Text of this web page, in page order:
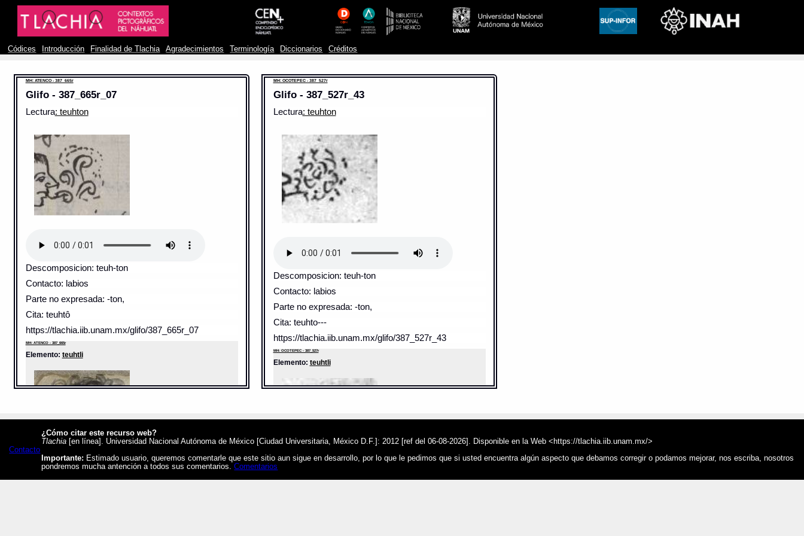
Códices Introducción Finalidad de Tlachia Agradecimientos Terminología Diccionarios Créditos
MH: ATENCO - 387_665r
Glifo - 387_665r_07
Lectura: teuhton
Descomposicion: teuh-ton
Contacto: labios
Parte no expresada: -ton,
Cita: teuhtô
https://tlachia.iib.unam.mx/glifo/387_665r_07
MH: ATENCO - 387_665r
Elemento: teuhtli
MH: OCOTEPEC - 387_527r
Glifo - 387_527r_43
Lectura: teuhton
Descomposicion: teuh-ton
Contacto: labios
Parte no expresada: -ton,
Cita: teuhto---
https://tlachia.iib.unam.mx/glifo/387_527r_43
MH: OCOTEPEC - 387_527r
Elemento: teuhtli
Contacto
¿Cómo citar este recurso web?
Tlachia [en línea]. Universidad Nacional Autónoma de México [Ciudad Universitaria, México D.F.]: 2012 [ref del 06-08-2026]. Disponible en la Web <https://tlachia.iib.unam.mx/>
Importante: Estimado usuario, queremos comentarle que este sitio aun sigue en desarrollo, por lo que le pedimos que si usted encuentra algún aspecto que debamos corregir o podamos mejorar, nos escriba, nosotros
pondremos mucha antención a todos sus comentarios.Comentarios